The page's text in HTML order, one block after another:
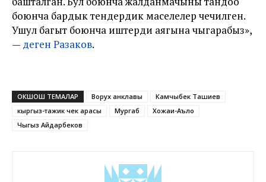
боюнча бардык тендердик маселелер чечилген.
Ушул багыт боюнча иштерди аягына чыгарабыз»,
— деген Разаков.
ОКШОШ ТЕМАЛАР Ворух анклавы
Камчыбек Ташиев
кыргыз-тажик чек арасы
Мургаб
Хожаи-Аъло
Чыңгыз Айдарбеков